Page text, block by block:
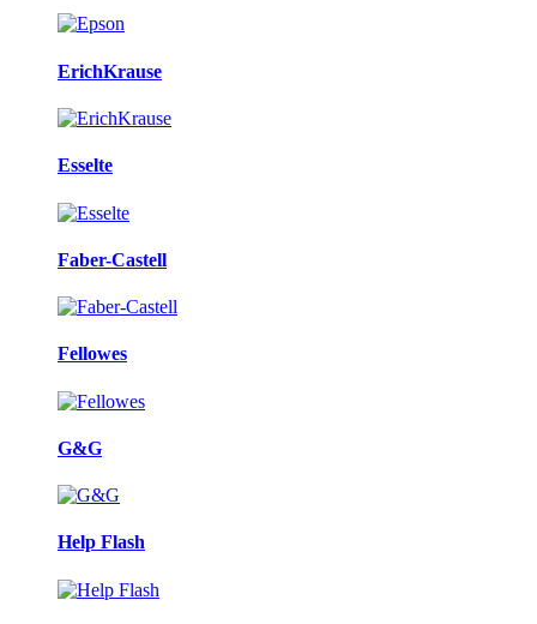
ErichKrause
Esselte
Faber-Castell
Fellowes
G&G
Help Flash